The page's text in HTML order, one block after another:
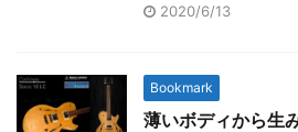
2020/6/13
Bookmark
薄いボディから生